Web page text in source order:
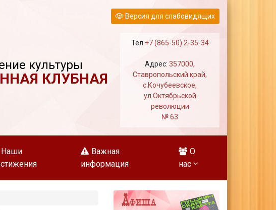
Версия для слабовидящих
культуры
КЛУБНАЯ
Тел:+7 (865-50) 2-35-34
Адрес:357000,
Ставропольский край,
с.Кочубеевское,
ул.Октябрьской
революции
№ 63
Наши
Важная
информация
О
нас